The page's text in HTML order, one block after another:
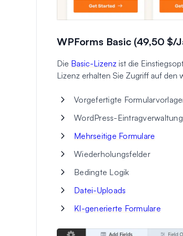
WPForms Basic (49,50 $/
Die Basic-Lizenz ist die
Lizenz erhalten Sie Zugriff auf den
Vorgefertigte
WordPress-Eintragverwaltung
Mehrseitige Formulare
Wiederholungsfelder
Bedingte Logik
Datei-Uploads
KI-generierte Formulare